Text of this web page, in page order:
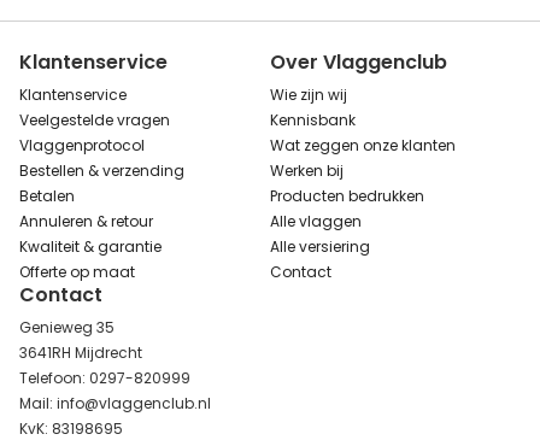
Klantenservice
Klantenservice
Veelgestelde vragen
Vlaggenprotocol
Bestellen & verzending
Betalen
Annuleren & retour
Kwaliteit & garantie
Offerte op maat
Over Vlaggenclub
Wie zijn wij
Kennisbank
Wat zeggen onze klanten
Werken bij
Producten bedrukken
Alle vlaggen
Alle versiering
Contact
Contact
Genieweg 35
3641RH Mijdrecht
Telefoon: 0297-820999
Mail: info@vlaggenclub.nl
KvK: 83198695